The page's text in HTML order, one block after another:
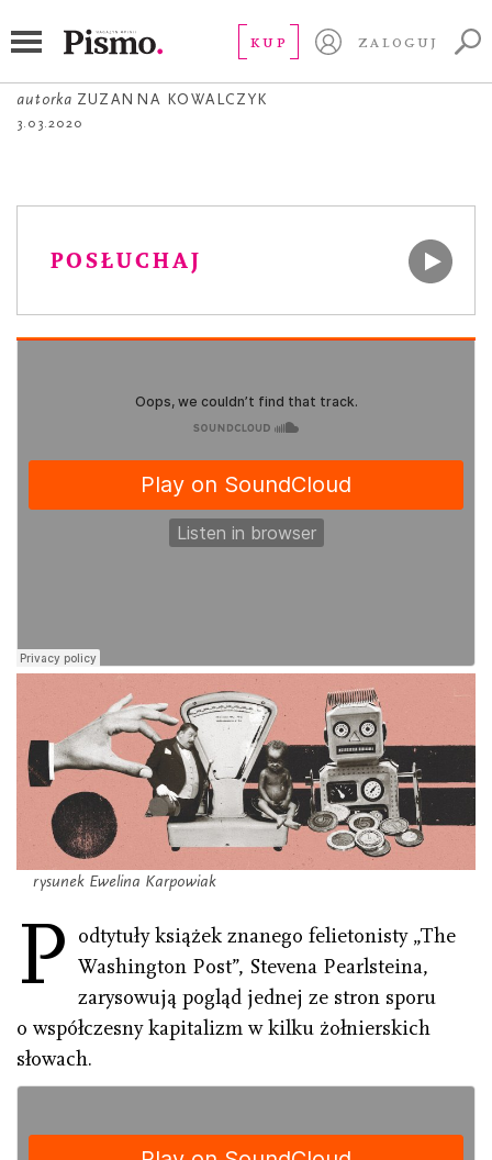
KUP ZALOGUJ
À propos kapitalizmu
autorka ZUZANNA KOWALCZYK
3.03.2020
POSŁUCHAJ
rysunek Ewelina Karpowiak
P odtytuły książek znanego felietonisty „The
Washington Post”, Stevena Pearlsteina,
zarysowują pogląd jednej ze stron sporu
o współczesny kapitalizm w kilku żołnierskich
słowach.